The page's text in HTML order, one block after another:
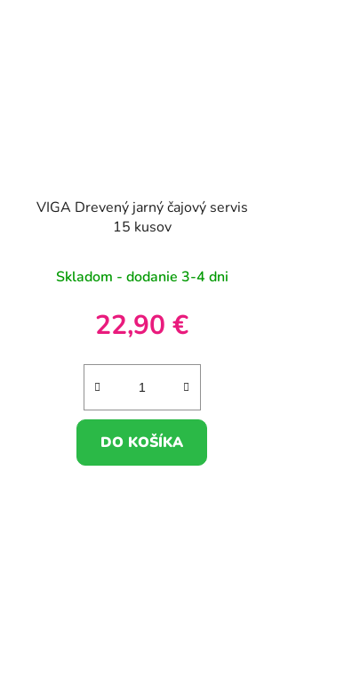
VIGA Drevený jarný čajový servis
15 kusov
Skladom - dodanie 3-4 dni
22,90 €
DO KOŠÍKA